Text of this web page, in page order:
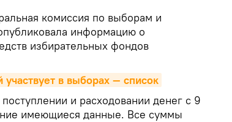
комиссия по выборам и
информацию о
избирательных фондов
участвует в выборах — список
и расходовании денег с 9
имеющиеся данные. Все суммы